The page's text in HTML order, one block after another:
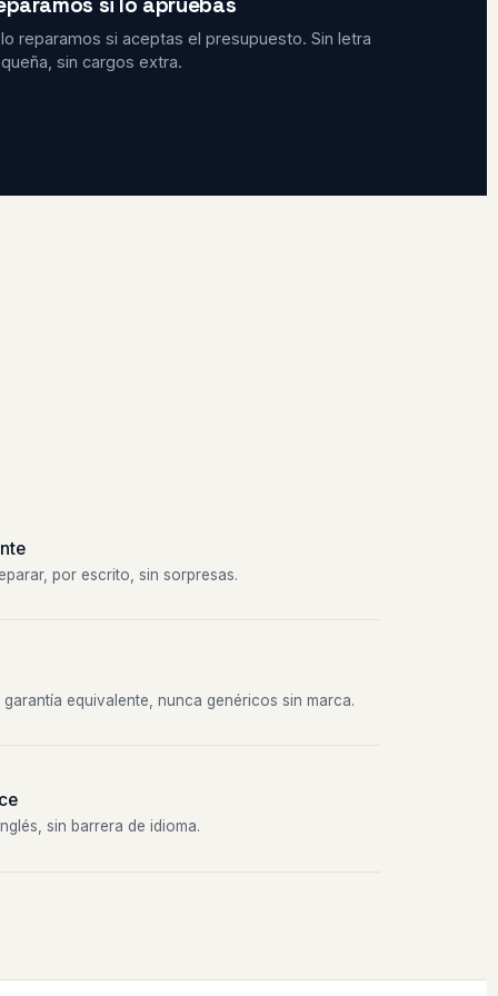
reparamos si aceptas el presupuesto. Sin letra
sin cargos extra.
por escrito, sin sorpresas.
equivalente, nunca genéricos sin marca.
sin barrera de idioma.